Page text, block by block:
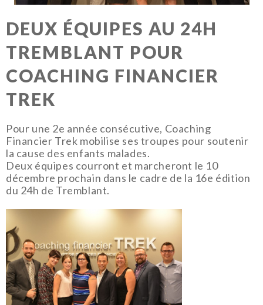
DEUX ÉQUIPES AU 24H
TREMBLANT POUR
COACHING FINANCIER
TREK
Pour une 2e année consécutive, Coaching
Financier Trek mobilise ses troupes pour soutenir
la cause des enfants malades.
Deux équipes courront et marcheront le 10
décembre prochain dans le cadre de la 16e édition
du 24h de Tremblant.